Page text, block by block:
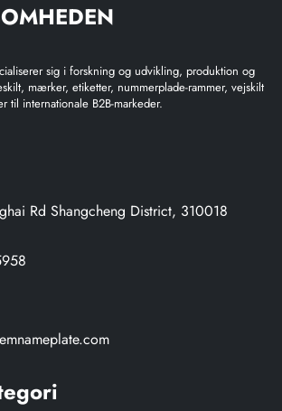
sig i forskning og udvikling, produktion og
mærker, etiketter, nummerplade-rammer, vejskilt
til internationale B2B-markeder.
Rd Shangcheng District, 310018